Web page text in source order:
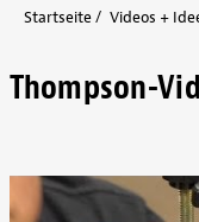
Startseite Videos +
Thompson-